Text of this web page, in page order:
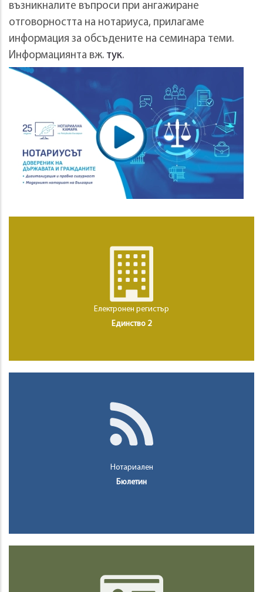
възникналите въпроси при ангажиране
отговорността на нотариуса, прилагаме
информация за обсъдените на семинара теми.
Информациянта вж. тук.
Електронен регистър
Единство 2
Нотариален
Бюлетин